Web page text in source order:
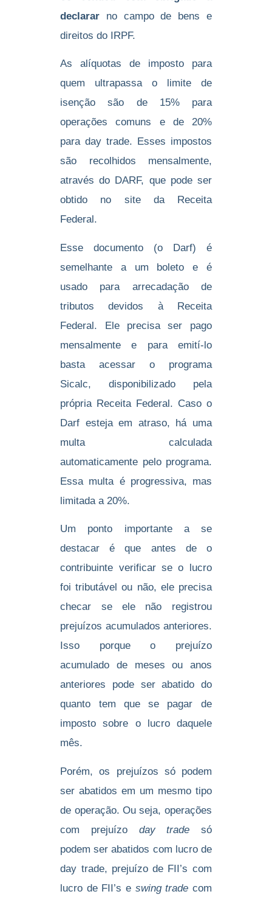
declarar no campo de bens e
direitos do IRPF.
As alíquotas de imposto para
quem ultrapassa o limite de
isenção são de 15% para
operações comuns e de 20%
para day trade. Esses impostos
são recolhidos mensalmente,
através do DARF, que pode ser
obtido no site da Receita
Federal.
Esse documento (o Darf) é
semelhante a um boleto e é
usado para arrecadação de
tributos devidos à Receita
Federal. Ele precisa ser pago
mensalmente e para emití-lo
basta acessar o programa
Sicalc, disponibilizado pela
própria Receita Federal. Caso o
Darf esteja em atraso, há uma
multa calculada
automaticamente pelo programa.
Essa multa é progressiva, mas
limitada a 20%.
Um ponto importante a se
destacar é que antes de o
contribuinte verificar se o lucro
foi tributável ou não, ele precisa
checar se ele não registrou
prejuízos acumulados anteriores.
Isso porque o prejuízo
acumulado de meses ou anos
anteriores pode ser abatido do
quanto tem que se pagar de
imposto sobre o lucro daquele
mês.
Porém, os prejuízos só podem
ser abatidos em um mesmo tipo
de operação. Ou seja, operações
com prejuízo day trade só
podem ser abatidos com lucro de
day trade, prejuízo de FII’s com
lucro de FII’s e swing trade com